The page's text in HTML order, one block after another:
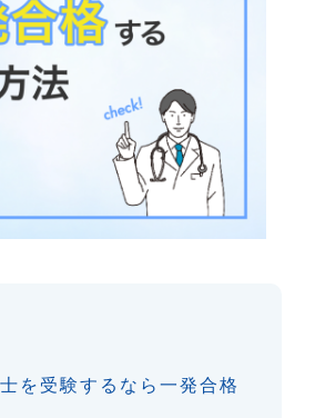
を受験するなら一発合格